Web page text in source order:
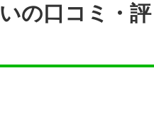
の口コミ・評